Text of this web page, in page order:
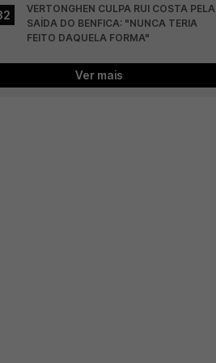
VERTONGHEN CULPA RUI COSTA PELA
SAÍDA DO BENFICA: "NUNCA TERIA
FEITO DAQUELA FORMA"
Ver mais